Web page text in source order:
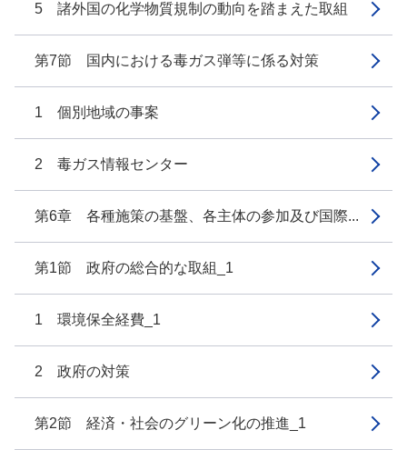
5 諸外国の化学物質規制の動向を踏まえた取組
第7節 国内における毒ガス弾等に係る対策
1 個別地域の事案
2 毒ガス情報センター
第6章 各種施策の基盤、各主体の参加及び国際...
第1節 政府の総合的な取組_1
1 環境保全経費_1
2 政府の対策
第2節 経済・社会のグリーン化の推進_1